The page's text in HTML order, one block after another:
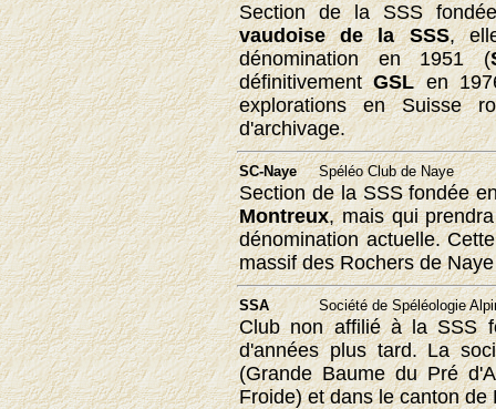
Section de la SSS
vaudoise de la SSS,
dénomination en 1951 (
définitivementGSLen
explorations en Suisse
d'archivage.
SC-Naye Spéléo Club de Naye
Section de la SSS fondée
Montreux, mais qui
dénomination actuelle.
massif des Rochers de
SSA Société de Spéléologie
Club non affilié à la SSS
d'années plus tard. La
(Grande Baume du Pré
Froide) et dans le canton de